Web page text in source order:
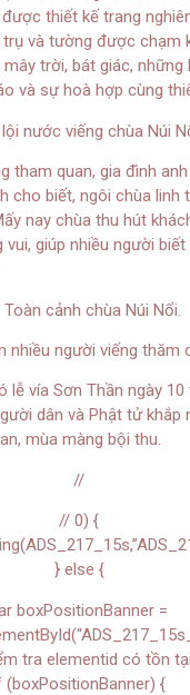
thiết kế trang
và tường được chạm
trời, bát giác, những
và sự hoà hợp cùng
tham quan, gia đình
cho biết, ngôi chùa linh
nay chùa thu hút
giúp nhiều người biết
nhiều người viếng thăm
lễ vía Sơn Thần ngày
dân và Phật tử khắp
mùa màng bội thu.
//
// 0) {
} else {
boxPositionBanner =
tra elementid có tồn tại
(boxPositionBanner) {